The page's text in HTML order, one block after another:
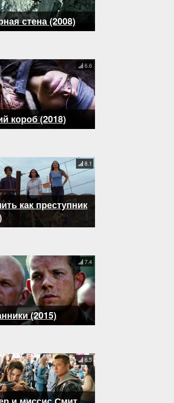
стена (2008)
короб (2018)
6.6
как преступник
8.1
(2015)
7.4
6.5